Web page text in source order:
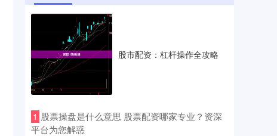
股市配资：杠杆操作全攻略
1 ​股票操盘是什么意思 股票配资哪家专业？资深
平台为您解惑